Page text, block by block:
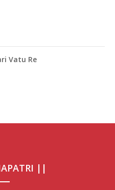
Vatu Re
||